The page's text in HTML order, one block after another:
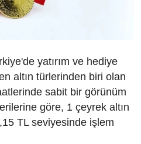
yatırım ve hediye
altın türlerinden biri olan
sabit bir görünüm
göre, 1 çeyrek altın
TL seviyesinde işlem